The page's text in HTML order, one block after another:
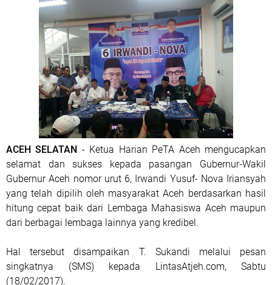
ACEH SELATAN - Ketua Harian PeTA Aceh mengucapkan
selamat dan sukses kepada pasangan Gubernur-Wakil
Gubernur Aceh nomor urut 6, Irwandi Yusuf- Nova Iriansyah
yang telah dipilih oleh masyarakat Aceh berdasarkan hasil
hitung cepat baik dari Lembaga Mahasiswa Aceh maupun
dari berbagai lembaga lainnya yang kredibel.
Hal tersebut disampaikan T. Sukandi melalui pesan
singkatnya (SMS) kepada LintasAtjeh.com, Sabtu
(18/02/2017).